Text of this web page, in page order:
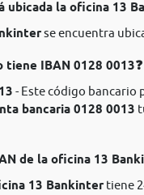
ubicada la oficina 13
se encuentra
tiene IBAN 0128 0013❓
- Este código bancario
bancaria 0128 0013
de la oficina 13
13 Bankinter tiene